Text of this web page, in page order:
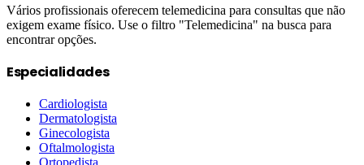
Vários profissionais oferecem telemedicina para consultas que não
exigem exame físico. Use o filtro "Telemedicina" na busca para
encontrar opções.
Especialidades
Cardiologista
Dermatologista
Ginecologista
Oftalmologista
Ortopedista